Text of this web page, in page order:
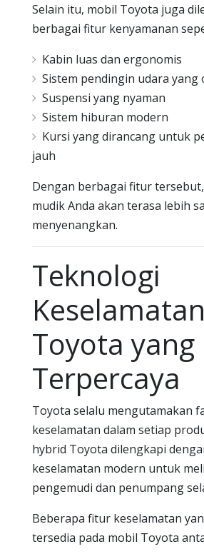
Selain itu, mobil Toyota juga
berbagai fitur kenyamanan
Kabin luas dan ergonomis
Sistem pendingin udara yang
Suspensi yang nyaman
Sistem hiburan modern
Kursi yang dirancang untuk
jauh
Dengan berbagai fitur
mudik Anda akan terasa lebih
menyenangkan.
Teknologi
Keselamatan
Toyota yang
Terpercaya
Toyota selalu mengutamakan
keselamatan dalam setiap
hybrid Toyota dilengkapi
keselamatan modern untuk
pengemudi dan penumpang
Beberapa fitur keselamatan
tersedia pada mobil Toyota